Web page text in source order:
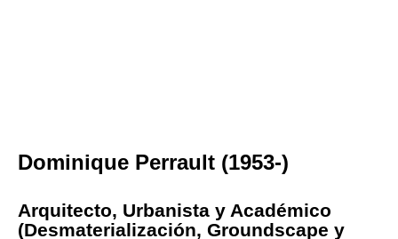
Dominique Perrault (1953-)
Arquitecto, Urbanista y Académico
(Desmaterialización, Groundscape y